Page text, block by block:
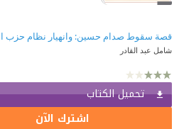
شامل عبد القادر
تحميل الكتاب
اشترك الآن